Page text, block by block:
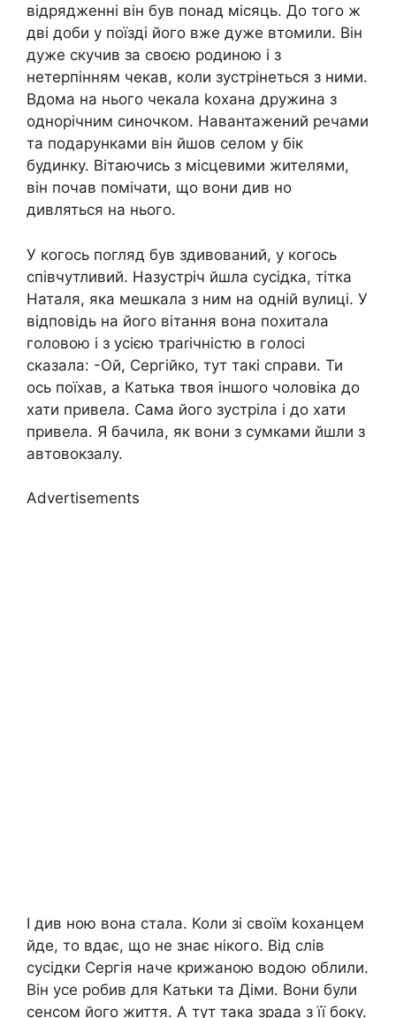
відрядженні він був понад місяць. До того ж
дві доби у поїзді його вже дуже втомили. Він
дуже скучив за своєю родиною і з
нетерпінням чекав, коли зустрінеться з ними.
Вдома на нього чекала kохана дружина з
однорічним синочком. Навантажений речами
та подарунками він йшов селом у бік
будинку. Вітаючись з місцевими жителями,
він почав помічати, що вони див но
дивляться на нього.
У когось погляд був здивований, у когось
співчутливий. Назустріч йшла сусідка, тітка
Наталя, яка мешкала з ним на одній вулиці. У
відповідь на його вітання вона похитала
головою і з усією траrічністю в голосі
сказала: -Ой, Сергійко, тут такі справи. Ти
ось поїхав, а Катька твоя іншого чоловіка до
хати привела. Сама його зустріла і до хати
привела. Я бачила, як вони з сумками йшли з
автовокзалу.
Advertisements
І див ною вона стала. Коли зі своїм kоханцем
йде, то вдає, що не знає нікого. Від слів
сусідки Сергія наче крижаною водою облили.
Він усе робив для Катьки та Діми. Вони були
сенсом його життя. А тут така зрада з її боку.